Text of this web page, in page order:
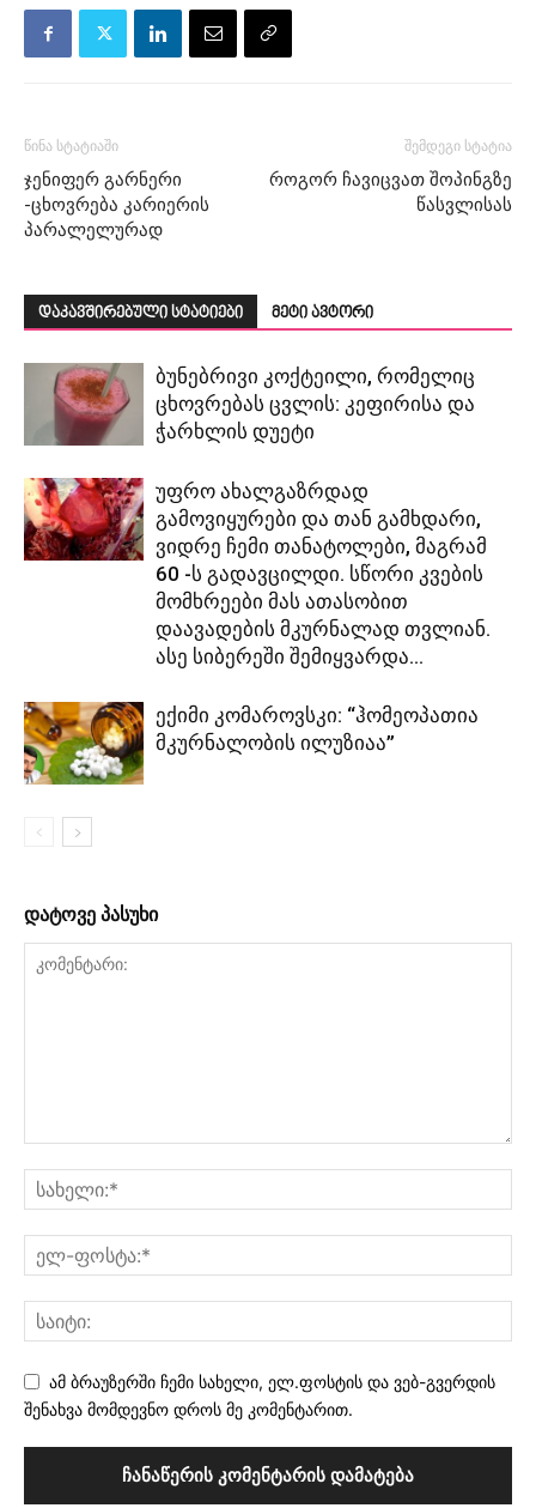
წინა სტატიაში
ჯენიფერ გარნერი
-ცხოვრება კარიერის
პარალელურად
შემდეგი სტატია
როგორ ჩავიცვათ შოპინგზე
წასვლისას
დაკავშირებული სტატიები მეტი ავტორი
ბუნებრივი კოქტეილი, რომელიც
ცხოვრებას ცვლის: კეფირისა და
ჭარხლის დუეტი
უფრო ახალგაზრდად
გამოვიყურები და თან გამხდარი,
ვიდრე ჩემი თანატოლები, მაგრამ
60 -ს გადავცილდი. სწორი კვების
მომხრეები მას ათასობით
დაავადების მკურნალად თვლიან.
ასე სიბერეში შემიყვარდა...
ექიმი კომაროვსკი: “ჰომეოპათია
მკურნალობის ილუზიაა”
დატოვე პასუხი
ამ ბრაუზერში ჩემი სახელი, ელ.ფოსტის და ვებ-გვერდის
შენახვა მომდევნო დროს მე კომენტარით.